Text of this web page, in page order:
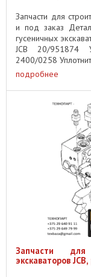
Запчасти для
и под заказ
гусеничных
JCB 20/951874
2400/0258
Уплотнительное
подробнее
Запчасти для
экскаваторов JCB,